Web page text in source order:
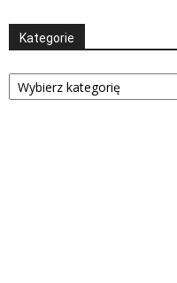
Kategorie
Kategorie